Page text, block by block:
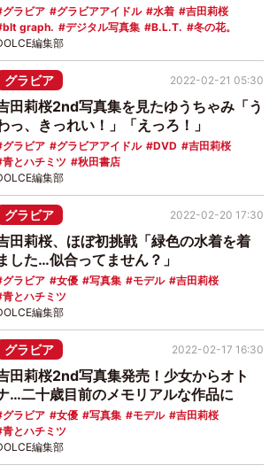
グラビア グラビアアイドル 水着
吉田莉桜
blt graph.
デジタル写真集 B.L.T. 冬の花。
編集部
グラビア
田莉桜2nd写真集を見たゆうちゃみ「う
っ、きっれい！」「えっろ！」
グラビア グラビアアイドル DVD
吉田莉桜
青とハチミツ
秋田書店
2022-02-21 05:30
編集部
グラビア
田莉桜、ほぼ初挑戦「緑色の水着を着
した…似合ってません？」
グラビア 女優 写真集 モデル
吉田莉桜
青とハチミツ
2022-02-20 17:30
編集部
グラビア
田莉桜2nd写真集発売！少女からオト
…二十歳目前のメモリアルな作品に
グラビア 女優 写真集 モデル
吉田莉桜
青とハチミツ
2022-02-17 16:30
編集部